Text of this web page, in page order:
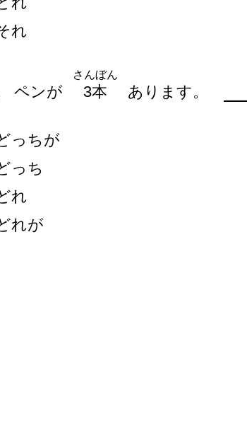
れ
ペンが 3本
さんぼん
あります。
っちが
っち
れ
れが